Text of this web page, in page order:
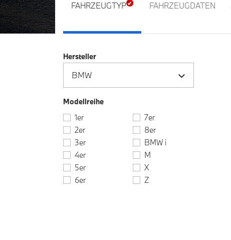
FAHRZEUGTYP FAHRZEUGDATEN
Hersteller
Modellreihe
1er
2er
3er
4er
5er
6er
7er
8er
BMW i
M
X
Z